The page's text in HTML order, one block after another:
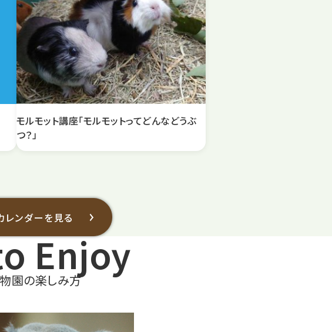
モルモット講座「モルモットってどんなどうぶ
つ？」
レンダーを見る
園の楽しみ方
Enjoy